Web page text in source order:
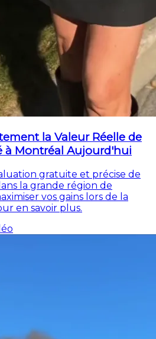
la Valeur Réelle de
à Montréal Aujourd'hui
gratuite et précise de
la grande région de
vos gains lors de la
en savoir plus.